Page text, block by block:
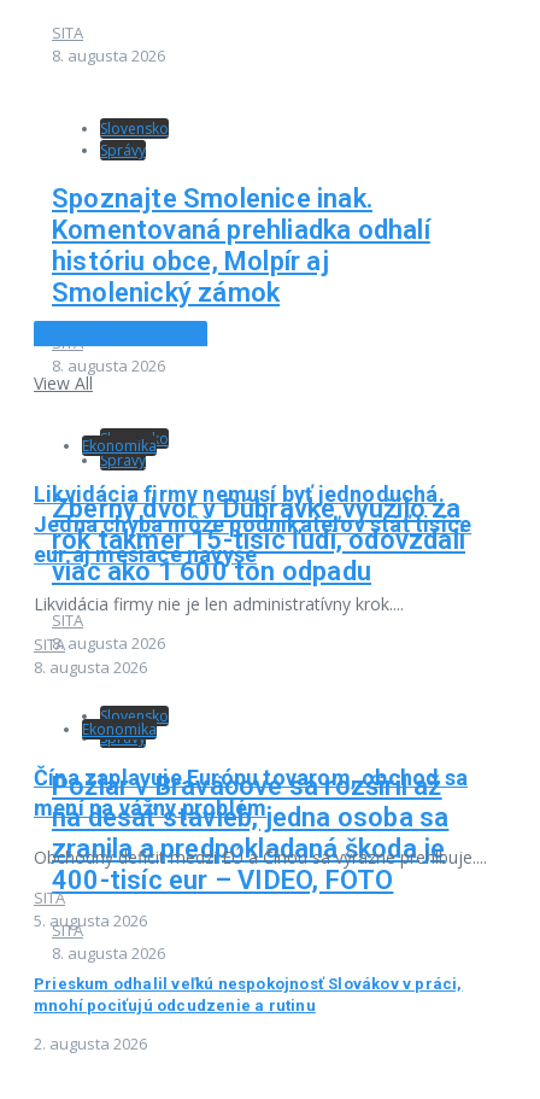
SITA
8. augusta 2026
Slovensko
Správy
Spoznajte Smolenice inak.
Komentovaná prehliadka odhalí
históriu obce, Molpír aj
Smolenický zámok
SITA
8. augusta 2026
Slovensko
Správy
Zberný dvor v Dúbravke využilo za
rok takmer 15-tisíc ľudí, odovzdali
viac ako 1 600 ton odpadu
SITA
8. augusta 2026
Slovensko
Správy
Požiar v Braväcove sa rozšíril až
na desať stavieb, jedna osoba sa
zranila a predpokladaná škoda je
400-tisíc eur – VIDEO, FOTO
SITA
8. augusta 2026
View All
Ekonomika
Likvidácia firmy nemusí byť jednoduchá.
Jedna chyba môže podnikateľov stáť tisíce
eur aj mesiace navyše
Likvidácia firmy nie je len administratívny krok....
SITA
8. augusta 2026
Ekonomika
Čína zaplavuje Európu tovarom, obchod sa
mení na vážny problém
Obchodný deficit medzi EÚ a Čínou sa výrazne prehlbuje....
SITA
5. augusta 2026
Prieskum odhalil veľkú nespokojnosť Slovákov v práci,
mnohí pociťujú odcudzenie a rutinu
2. augusta 2026